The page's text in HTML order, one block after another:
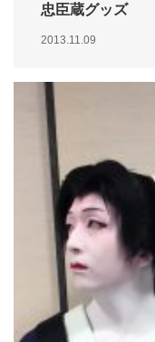
忠臣蔵グッズ
2013.11.09